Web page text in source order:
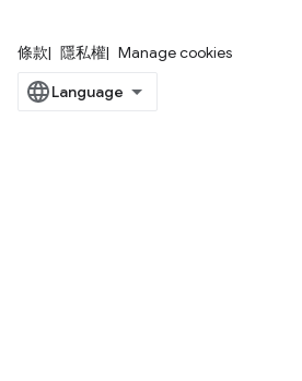
條款 隱私權 Manage cookies